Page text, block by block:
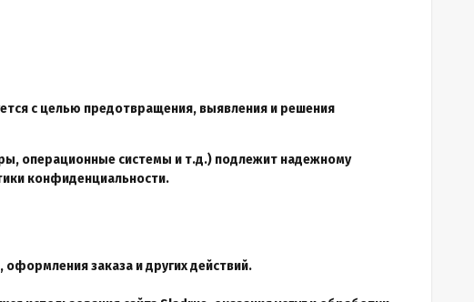
с целью предотвращения, выявления и решения
операционные системы и т.д.) подлежит надежному
конфиденциальности.
заказа и других действий.